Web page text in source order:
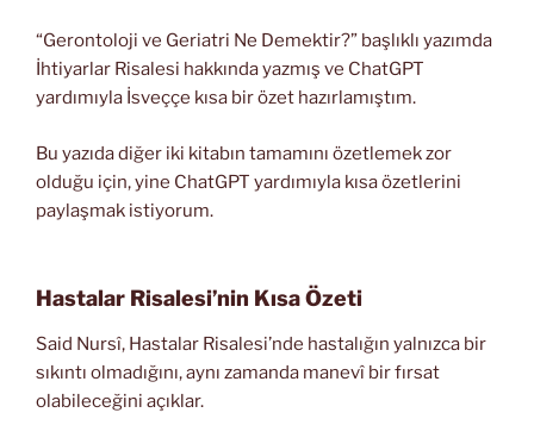
“Gerontoloji ve Geriatri Ne Demektir?” başlıklı yazımda
İhtiyarlar Risalesi hakkında yazmış ve ChatGPT
yardımıyla İsveççe kısa bir özet hazırlamıştım.
Bu yazıda diğer iki kitabın tamamını özetlemek zor
olduğu için, yine ChatGPT yardımıyla kısa özetlerini
paylaşmak istiyorum.
Hastalar Risalesi’nin Kısa Özeti
Said Nursî, Hastalar Risalesi’nde hastalığın yalnızca bir
sıkıntı olmadığını, aynı zamanda manevî bir fırsat
olabileceğini açıklar.